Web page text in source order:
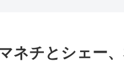
ネチとシェー